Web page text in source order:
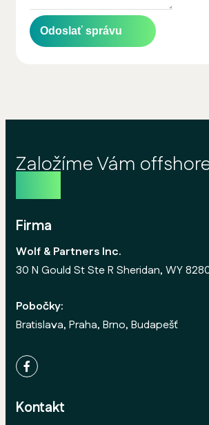
Odoslať správu
Založíme Vám
Firma
Wolf & Partners Inc.
30 N Gould St Ste R Sheridan, WY
Pobočky:
Bratislava, Praha, Brno, Budapešť
Kontakt